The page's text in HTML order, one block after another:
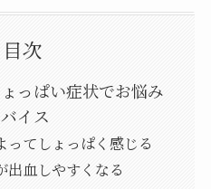
目次
っぱい症状でお悩み
イス
ってしょっぱく感じる
出血しやすくなる